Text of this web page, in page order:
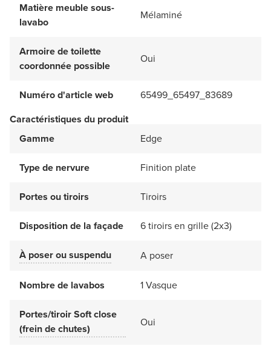
Matière meuble sous-
lavabo
Mélaminé
Armoire de toilette
coordonnée possible
Oui
Numéro d'article web
65499_65497_83689
Caractéristiques du produit
Gamme
Edge
Type de nervure Finition plate
Portes ou tiroirs Tiroirs
Disposition de la façade 6 tiroirs en grille (2x3)
À poser ou suspendu A poser
Nombre de lavabos 1 Vasque
Portes/tiroir Soft close
(frein de chutes)
Oui